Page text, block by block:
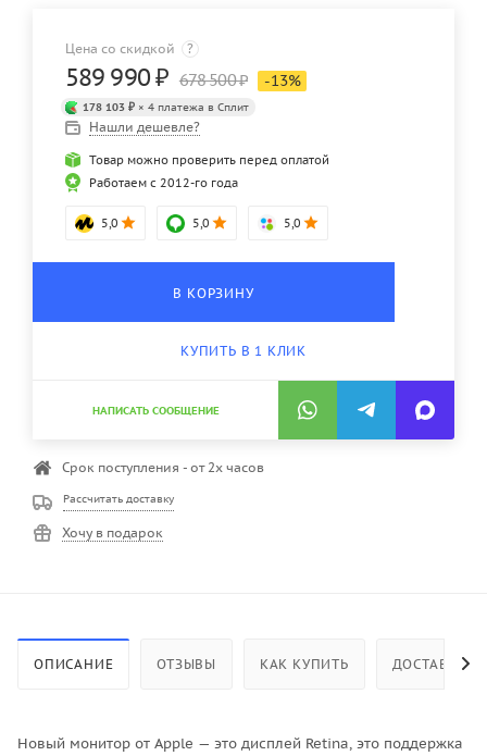
Цена со скидкой ?
589 990₽ 678 500₽ -13%
178 103 ₽ × 4 платежа в Сплит
Нашли дешевле?
Товар можно проверить перед оплатой
Работаем с 2012-го года
5,0 5,0 5,0
В КОРЗИНУ
КУПИТЬ В 1 КЛИК
НАПИСАТЬ СООБЩЕНИЕ
Срок поступления - от 2х часов
Рассчитать доставку
Хочу в подарок
ОПИСАНИЕ ОТЗЫВЫ КАК КУПИТЬ ДОСТАВКА
Новый монитор от Apple — это дисплей Retina, это поддержка